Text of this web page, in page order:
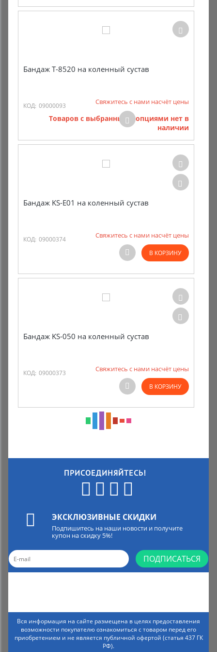
Бандаж Т-8520 на коленный сустав
КОД: 09000093 Свяжитесь с нами насчёт цены
Товаров с выбранными опциями нет в
наличии
Бандаж KS-E01 на коленный сустав
КОД: 09000374 Свяжитесь с нами насчёт цены
В КОРЗИНУ
Бандаж KS-050 на коленный сустав
КОД: 09000373 Свяжитесь с нами насчёт цены
В КОРЗИНУ
ПРИСОЕДИНЯЙТЕСЬ!
ЭКСКЛЮЗИВНЫЕ СКИДКИ
Подпишитесь на наши новости и получите
купон на скидку 5%!
ПОДПИСАТЬСЯ
Вся информация на сайте размещена в целях предоставления
возможности покупателю ознакомиться с товаром перед его
приобретением и не является публичной офертой (статья 437 ГК
РФ).